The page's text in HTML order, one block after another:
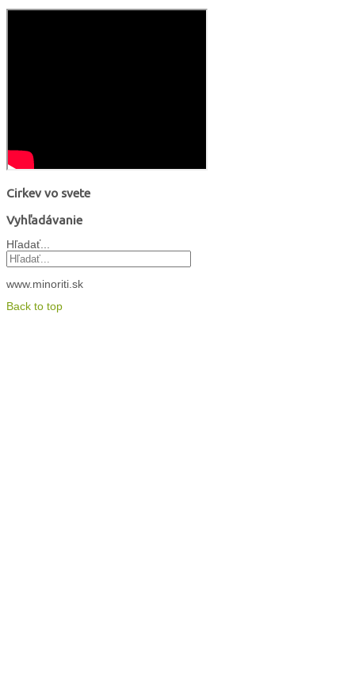
Cirkev vo svete
Vyhľadávanie
Hľadať...
www.minoriti.sk
Back to top